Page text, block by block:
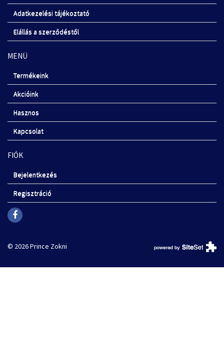
Adatkezelési tájékoztató
Elállás a szerződéstől
MENÜ
Termékeink
Akcióink
Hasznos
Kapcsolat
FIÓK
Bejelentkezés
Regisztráció
© 2026 Prince Zokni